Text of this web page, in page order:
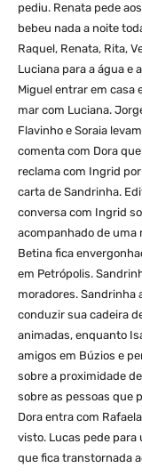
pediu. Renata pede
bebeu nada a noite
Raquel, Renata, Rita,
Luciana para a água e
Miguel entrar em casa
mar com Luciana.
Flavinho e Soraia
comenta com Dora
reclama com Ingrid
carta de Sandrinha.
conversa com Ingrid
acompanhado de uma
Betina fica
em Petrópolis.
moradores. Sandrinha
conduzir sua cadeira
animadas, enquanto
amigos em Búzios e
sobre a proximidade
sobre as pessoas que
Dora entra com
visto. Lucas pede
que fica transtornada